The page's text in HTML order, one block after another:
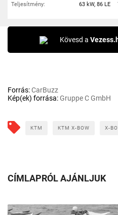
Teljesítmény:
63 kW, 86 LE
Kövesd a
Forrás:CarBuzz
Kép(ek) forrása:Gruppe C GmbH
KTM KTM X-BOW X-
CÍMLAPRÓL AJÁNLJUK